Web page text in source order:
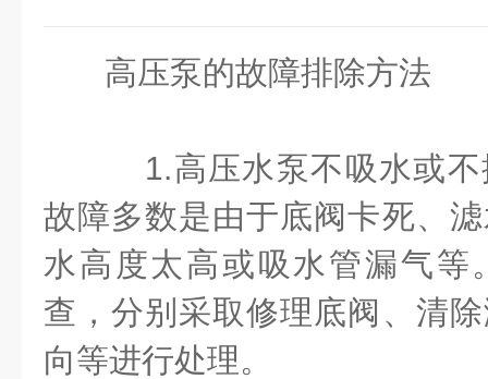
高压泵的故障排除方法
1.高压水泵不吸水或不
故障多数是由于底阀卡死、
水高度太高或吸水管漏气等
查，分别采取修理底阀、清
向等进行处理。